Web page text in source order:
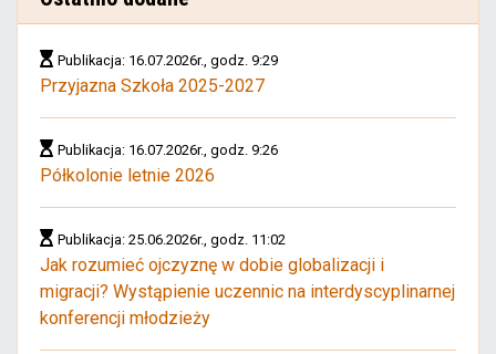
Publikacja: 16.07.2026r., godz. 9:29
Przyjazna Szkoła 2025-2027
Publikacja: 16.07.2026r., godz. 9:26
Półkolonie letnie 2026
Publikacja: 25.06.2026r., godz. 11:02
Jak rozumieć ojczyznę w dobie globalizacji i
migracji? Wystąpienie uczennic na interdyscyplinarnej
konferencji młodzieży